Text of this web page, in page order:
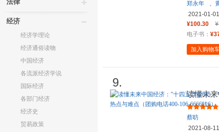
法律
经济
经济学理论
经济通俗读物
中国经济
各流派经济学说
国际经济
各部门经济
经济史
贸易政策
郑永年 、
2021-01-01
¥100.30
电子书：
加入购物
9.
读懂未来
国好书”
蔡昉
2021-08-11